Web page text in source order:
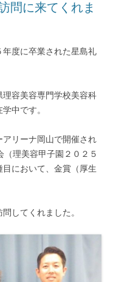
問に来てくれま
度に卒業された星島礼
容美容専門学校美容科
中です。
リーナ岡山で開催され
理美容甲子園２０２５
において、金賞（厚生
してくれました。